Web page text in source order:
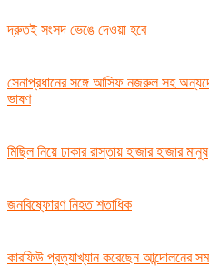
দ্রুতই সংসদ ভেঙে দেওয়া হবে
সেনাপ্রধানের সঙ্গে আসিফ নজরুল সহ
ভাষণ
মিছিল নিয়ে ঢাকার রাস্তায় হাজার হাজার মানুষ
জনবিষ্ফোরণ নিহত শতাধিক
কারফিউ প্রত্যাখ্যান করেছেন আন্দোলনের